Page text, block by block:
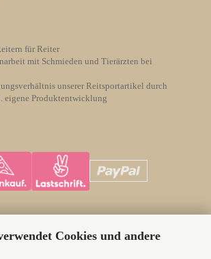
Cookies und andere
für Reiter
mit Schmieden und Tierärzten bei
unserer Reitsportartikel durch
eigene Produktentwicklung